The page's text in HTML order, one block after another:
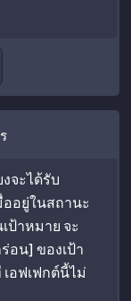
จะได้รับ
ออยู่ในสถานะ
ป้าหมาย จะ
อน] ของเป้า
อฟเฟกต์นี้ไม่